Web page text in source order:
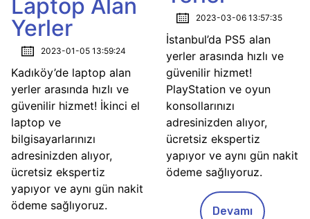
Laptop Alan
Yerler
2023-01-05 13:59:24
Kadıköy’de laptop alan
yerler arasında hızlı ve
güvenilir hizmet! İkinci el
laptop ve
bilgisayarlarınızı
adresinizden alıyor,
ücretsiz ekspertiz
yapıyor ve aynı gün nakit
ödeme sağlıyoruz.
2023-03-06 13:57:35
İstanbul’da PS5 alan
yerler arasında hızlı ve
güvenilir hizmet!
PlayStation ve oyun
konsollarınızı
adresinizden alıyor,
ücretsiz ekspertiz
yapıyor ve aynı gün nakit
ödeme sağlıyoruz.
Devamı